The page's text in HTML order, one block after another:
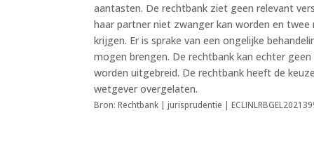
aantasten. De rechtbank ziet geen relevant
haar partner niet zwanger kan worden en
krijgen. Er is sprake van een ongelijke
mogen brengen. De rechtbank kan echter
worden uitgebreid. De rechtbank heeft de
wetgever overgelaten.
Bron: Rechtbank | jurisprudentie |